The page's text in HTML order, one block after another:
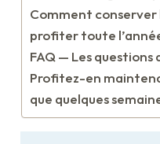
Comment conserver
profiter toute
FAQ — Les questions
Profitez-en
que quelques